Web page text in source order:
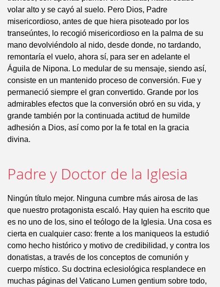
volar alto y se cayó al suelo. Pero Dios, Padre
misericordioso, antes de que hiera pisoteado por los
transeúntes, lo recogió misericordioso en la palma de su
mano devolviéndolo al nido, desde donde, no tardando,
remontaría el vuelo, ahora sí, para ser en adelante el
Águila de Nipona. Lo medular de su mensaje, siendo así,
consiste en un mantenido proceso de conversión. Fue y
permaneció siempre el gran convertido. Grande por los
admirables efectos que la conversión obró en su vida, y
grande también por la continuada actitud de humilde
adhesión a Dios, así como por la fe total en la gracia
divina.
Padre y Doctor de la Iglesia
Ningún título mejor. Ninguna cumbre más airosa de las
que nuestro protagonista escaló. Hay quien ha escrito que
es no uno de los, sino el teólogo de la Iglesia. Una cosa es
cierta en cualquier caso: frente a los maniqueos la estudió
como hecho histórico y motivo de credibilidad, y contra los
donatistas, a través de los conceptos de comunión y
cuerpo místico. Su doctrina eclesiológica resplandece en
muchas páginas del Vaticano Lumen gentium sobre todo,